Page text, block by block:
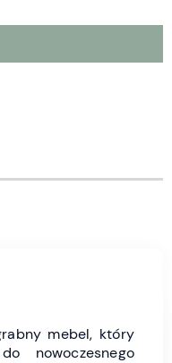
mebel, który
nowoczesnego